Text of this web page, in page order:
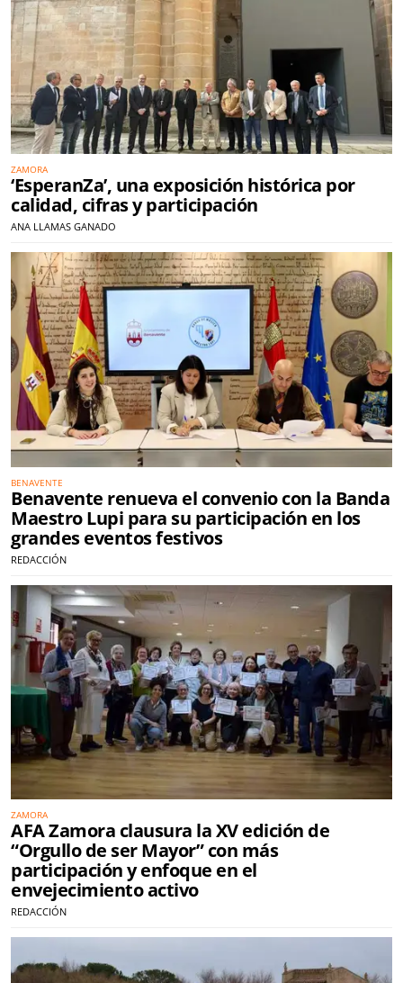
ZAMORA
‘EsperanZa’, una exposición histórica por
calidad, cifras y participación
ANA LLAMAS GANADO
BENAVENTE
Benavente renueva el convenio con la Banda
Maestro Lupi para su participación en los
grandes eventos festivos
REDACCIÓN
ZAMORA
AFA Zamora clausura la XV edición de
“Orgullo de ser Mayor” con más
participación y enfoque en el
envejecimiento activo
REDACCIÓN